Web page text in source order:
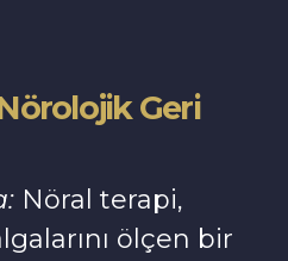
Geri
Nöral terapi,
ölçen bir